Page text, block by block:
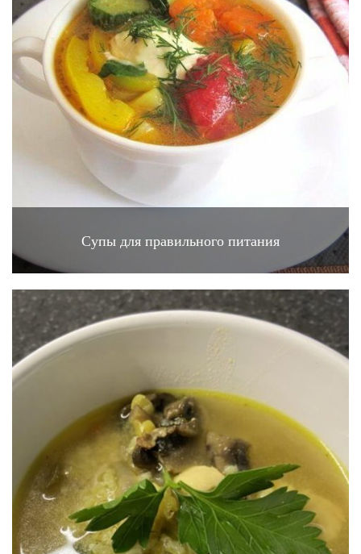
Супы для правильного питания